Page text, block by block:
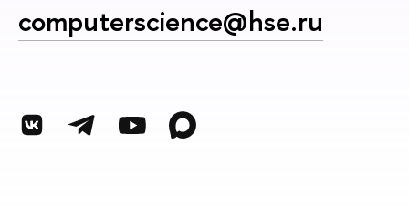
computerscience@hse.ru